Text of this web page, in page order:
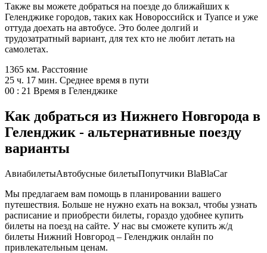
Также вы можете добраться на поезде до ближайших к
Геленджике городов, таких как Новороссийск и Туапсе и уже
оттуда доехать на автобусе. Это более долгий и
трудозатратный вариант, для тех кто не любит летать на
самолетах.
1365 км. Расстояние
25 ч. 17 мин. Среднее время в пути
00 : 21 Время в Геленджике
Как добраться из Нижнего Новгорода в
Геленджик - альтернативные поезду
варианты
АвиабилетыАвтобусные билетыПопутчики BlaBlaCar
Мы предлагаем вам помощь в планировании вашего
путешествия. Больше не нужно ехать на вокзал, чтобы узнать
расписание и приобрести билеты, гораздо удобнее купить
билеты на поезд на сайте. У нас вы сможете купить ж/д
билеты Нижний Новгород – Геленджик онлайн по
привлекательным ценам.